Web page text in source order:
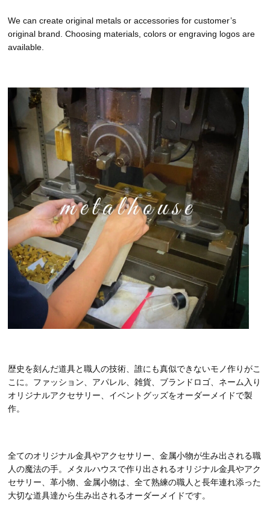
We can create original metals or accessories for customer’s
original brand. Choosing materials, colors or engraving logos are
available.
歴史を刻んだ道具と職人の技術、誰にも真似できないモノ作りがこ
こに。ファッション、アパレル、雑貨、ブランドロゴ、ネーム入り
オリジナルアクセサリー、イベントグッズをオーダーメイドで製
作。
全てのオリジナル金具やアクセサリー、金属小物が生み出される職
人の魔法の手。メタルハウスで作り出されるオリジナル金具やアク
セサリー、革小物、金属小物は、全て熟練の職人と長年連れ添った
大切な道具達から生み出されるオーダーメイドです。